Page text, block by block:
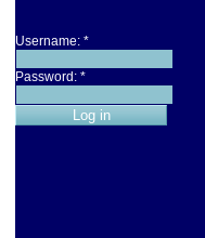
Username: *
Password: *